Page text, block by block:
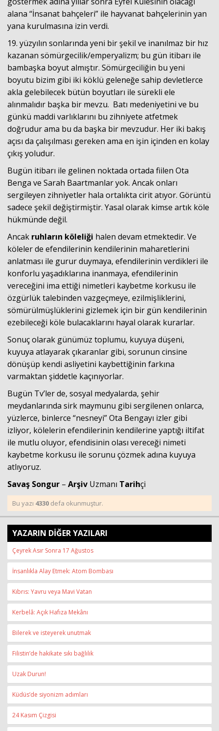
alana “İnsanat bahçeleri” ile hayvanat bahçelerinin yan
yana kurulmasına izin verdi.
19. yüzyılın sonlarında yeni bir şekil ve inanılmaz bir hız
kazanan sömürgecilik/emperyalizm; bu gün itibarı ile
bambaşka boyut almıştır. Sömürgeciliğin bu yeni
boyutu bizim gibi iki köklü geleneğe sahip devletlerce
akla gelebilecek bütün boyutları ile sürekli ele
alınmalıdır başka bir mevzu. Batı medeniyetini ve bu
günkü maddi varlıklarını bu zihniyete atfetmek
doğrudur ama bu da başka bir mevzudur. Her iki bakış
açısı da çalışılması gereken ama en işin içinden en kolay
çıkış yoludur.
Bugün itibarı ile gelinen noktada ortada fiilen Ota
Benga ve Sarah Baartmanlar yok. Ancak onları
sergileyen zihniyetler hala ortalıkta cirit atıyor. Görüntü
sadece şekil değiştirmiştir. Yasal olarak kimse artık köle
hükmünde değil.
Ancak ruhların köleliği halen devam etmektedir. Ve
köleler de efendilerinin kendilerinin maharetlerini
anlatması ile gurur duymaya, efendilerinin verdikleri ile
konforlu yaşadıklarına inanmaya, efendilerinin
vereceğini ima ettiği nimetleri kaybetme korkusu ile
özgürlük talebinden vazgeçmeye, ezilmişliklerini,
sömürülmüşlüklerini gizlemek için bir gün kendilerinin
ezebileceği köle bulacaklarını hayal olarak kurarlar.
Sonuç olarak günümüz toplumu, kuyuya düşeni,
kuyuya atlayarak çıkaranlar gibi, sorunun cinsine
dönüşüp kendi asliyetini kaybettiğinin farkına
varmaktan şiddetle kaçınıyorlar.
Bugün Tv’ler de, sosyal medyalarda, şehir
meydanlarında sirk maymunu gibi sergilenen onlarca,
yüzlerce, binlerce “nesneyi” Ota Bengayı izler gibi
izliyor, kölelerin efendilerinin kendilerine yaptığı iltifat
ile mutlu oluyor, efendisinin olası vereceği nimeti
kaybetme korkusu ile sorunu çözmek adına kuyuya
atlıyoruz.
Savaş Songur – Arşiv Uzmanı Tarihçi
Bu yazı 4330 defa okunmuştur.
YAZARIN DİĞER YAZILARI
Çeyrek Asır Sonra 17 Ağustos
İnsanlıkla Alay Etmek: Atom Bombası
Kıbrıs: Yavru veya Mavi Vatan
Kerbelâ: Açık Hafıza Mekânı
Bilerek ve isteyerek unutmak
Filistin’de hakikate sıkı bağlılık
Uzak Durun!
Küdüs’de siyonizm adımları
24 Kasım Çizgisi